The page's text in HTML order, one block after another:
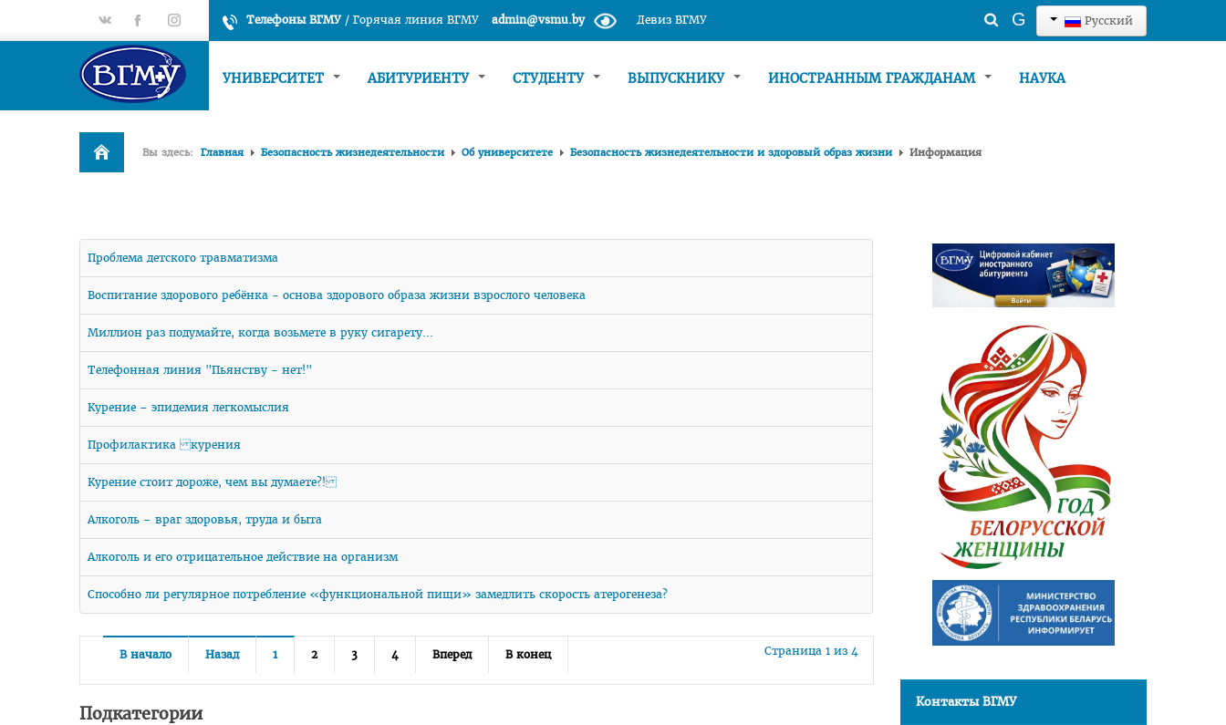
Телефоны ВГМУ/ Горячая линия ВГМУ Девиз ВГМУ
admin@vsmu.by Русский
Искать... G
gp fb tt
УНИВЕРСИТЕТ АБИТУРИЕНТУ СТУДЕНТУ ВЫПУСКНИКУ ИНОСТРАННЫМ ГРАЖДАНАМ НАУКА
Вы здесь: Главная Безопасность жизнедеятельности Об университете Безопасность жизнедеятельности и здоровый образ жизни Информация
Проблема детского травматизма
Воспитание здорового ребёнка - основа здорового образа жизни взрослого человека
Миллион раз подумайте, когда возьмете в руку сигарету...
Телефонная линия "Пьянству - нет!"
Курение – эпидемия легкомыслия
Профилактика курения
Курение стоит дороже, чем вы думаете?!
Алкоголь – враг здоровья, труда и быта
Алкоголь и его отрицательное действие на организм
Способно ли регулярное потребление «функциональной пищи» замедлить скорость атерогенеза?
Страница 1 из 4
В начало Назад 1 2 3 4 Вперед В конец
Подкатегории
Контакты ВГМУ